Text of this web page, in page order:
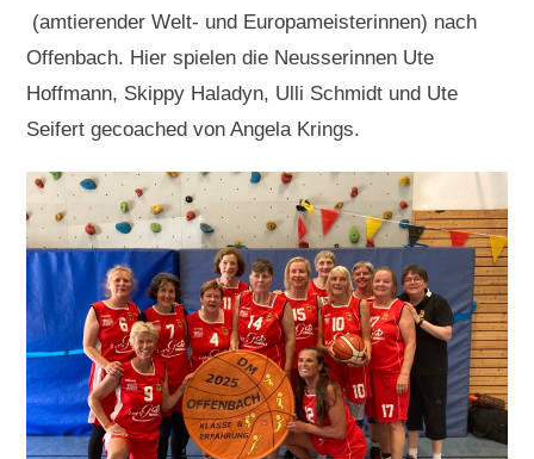
(amtierender Welt- und Europameisterinnen) nach
Offenbach. Hier spielen die Neusserinnen Ute
Hoffmann, Skippy Haladyn, Ulli Schmidt und Ute
Seifert gecoached von Angela Krings.